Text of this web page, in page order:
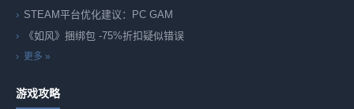
STEAM平台优化建议：PC GAM
《如风》捆绑包 -75%折扣疑似错误
更多 »
游戏攻略